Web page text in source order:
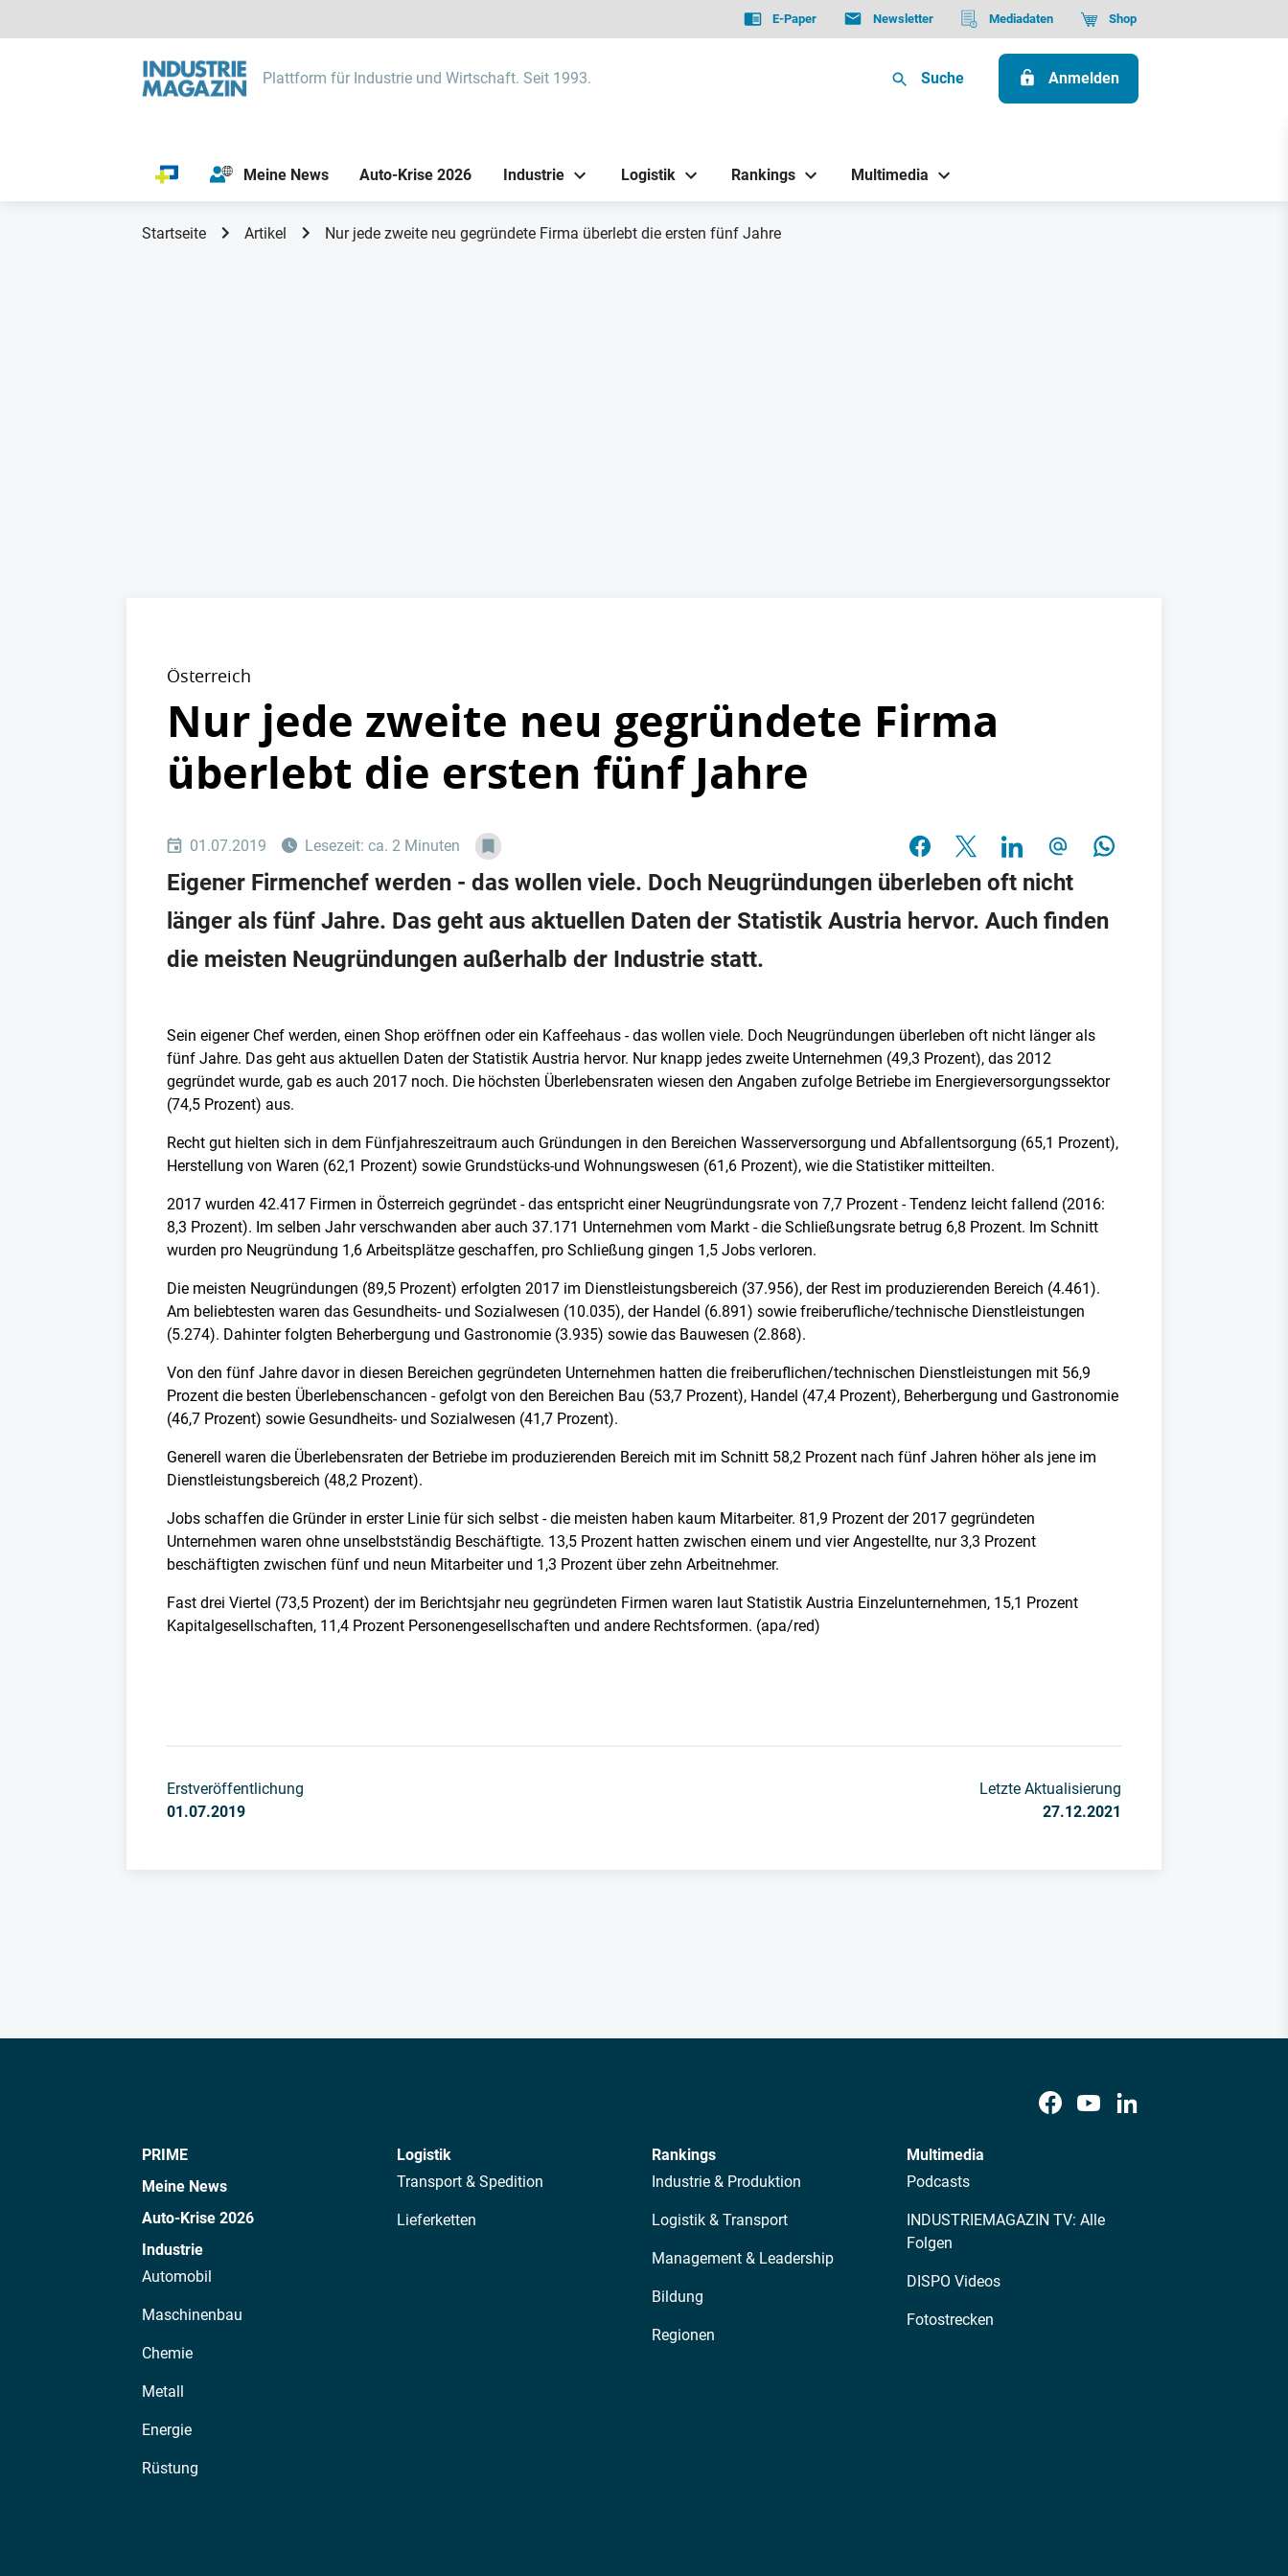
E-Paper Newsletter Mediadaten Shop
Plattform für Industrie und Wirtschaft. Seit 1993. Suche Anmelden
Meine News Auto-Krise 2026 Industrie Logistik Rankings Multimedia
Startseite Artikel Nur jede zweite neu gegründete Firma überlebt die ersten fünf Jahre
Österreich
Nur jede zweite neu gegründete Firma
überlebt die ersten fünf Jahre
01.07.2019 Lesezeit: ca. 2 Minuten
Eigener Firmenchef werden - das wollen viele. Doch Neugründungen überleben oft nicht
länger als fünf Jahre. Das geht aus aktuellen Daten der Statistik Austria hervor. Auch finden
die meisten Neugründungen außerhalb der Industrie statt.
Sein eigener Chef werden, einen Shop eröffnen oder ein Kaffeehaus - das wollen viele. Doch Neugründungen überleben oft nicht länger als
fünf Jahre. Das geht aus aktuellen Daten der Statistik Austria hervor. Nur knapp jedes zweite Unternehmen (49,3 Prozent), das 2012
gegründet wurde, gab es auch 2017 noch. Die höchsten Überlebensraten wiesen den Angaben zufolge Betriebe im Energieversorgungssektor
(74,5 Prozent) aus.
Recht gut hielten sich in dem Fünfjahreszeitraum auch Gründungen in den Bereichen Wasserversorgung und Abfallentsorgung (65,1 Prozent),
Herstellung von Waren (62,1 Prozent) sowie Grundstücks-und Wohnungswesen (61,6 Prozent), wie die Statistiker mitteilten.
2017 wurden 42.417 Firmen in Österreich gegründet - das entspricht einer Neugründungsrate von 7,7 Prozent - Tendenz leicht fallend (2016:
8,3 Prozent). Im selben Jahr verschwanden aber auch 37.171 Unternehmen vom Markt - die Schließungsrate betrug 6,8 Prozent. Im Schnitt
wurden pro Neugründung 1,6 Arbeitsplätze geschaffen, pro Schließung gingen 1,5 Jobs verloren.
Die meisten Neugründungen (89,5 Prozent) erfolgten 2017 im Dienstleistungsbereich (37.956), der Rest im produzierenden Bereich (4.461).
Am beliebtesten waren das Gesundheits- und Sozialwesen (10.035), der Handel (6.891) sowie freiberufliche/technische Dienstleistungen
(5.274). Dahinter folgten Beherbergung und Gastronomie (3.935) sowie das Bauwesen (2.868).
Von den fünf Jahre davor in diesen Bereichen gegründeten Unternehmen hatten die freiberuflichen/technischen Dienstleistungen mit 56,9
Prozent die besten Überlebenschancen - gefolgt von den Bereichen Bau (53,7 Prozent), Handel (47,4 Prozent), Beherbergung und Gastronomie
(46,7 Prozent) sowie Gesundheits- und Sozialwesen (41,7 Prozent).
Generell waren die Überlebensraten der Betriebe im produzierenden Bereich mit im Schnitt 58,2 Prozent nach fünf Jahren höher als jene im
Dienstleistungsbereich (48,2 Prozent).
Jobs schaffen die Gründer in erster Linie für sich selbst - die meisten haben kaum Mitarbeiter. 81,9 Prozent der 2017 gegründeten
Unternehmen waren ohne unselbstständig Beschäftigte. 13,5 Prozent hatten zwischen einem und vier Angestellte, nur 3,3 Prozent
beschäftigten zwischen fünf und neun Mitarbeiter und 1,3 Prozent über zehn Arbeitnehmer.
Fast drei Viertel (73,5 Prozent) der im Berichtsjahr neu gegründeten Firmen waren laut Statistik Austria Einzelunternehmen, 15,1 Prozent
Kapitalgesellschaften, 11,4 Prozent Personengesellschaften und andere Rechtsformen. (apa/red)
Erstveröffentlichung
01.07.2019
Letzte Aktualisierung
27.12.2021
PRIME
Meine News
Auto-Krise 2026
Industrie
Automobil
Maschinenbau
Chemie
Metall
Energie
Rüstung
Logistik
Transport & Spedition
Lieferketten
Rankings
Industrie & Produktion
Logistik & Transport
Management & Leadership
Bildung
Regionen
Multimedia
Podcasts
INDUSTRIEMAGAZIN TV: Alle
Folgen
DISPO Videos
Fotostrecken